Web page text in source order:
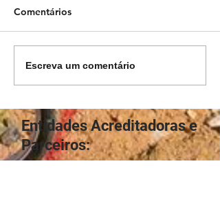
Cancelamento 2a Etapa
XC
Comentários
Escreva um comentário
Entidades Acreditadoras e
Parceiros: